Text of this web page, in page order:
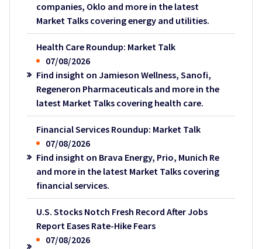
companies, Oklo and more in the latest
Market Talks covering energy and utilities.
Health Care Roundup: Market Talk
07/08/2026
Find insight on Jamieson Wellness, Sanofi,
Regeneron Pharmaceuticals and more in the
latest Market Talks covering health care.
Financial Services Roundup: Market Talk
07/08/2026
Find insight on Brava Energy, Prio, Munich Re
and more in the latest Market Talks covering
financial services.
U.S. Stocks Notch Fresh Record After Jobs
Report Eases Rate-Hike Fears
07/08/2026